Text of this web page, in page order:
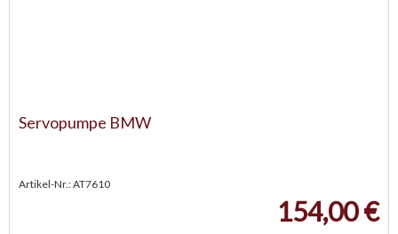
Servopumpe BMW
Artikel-Nr.: AT7610
154,00 €